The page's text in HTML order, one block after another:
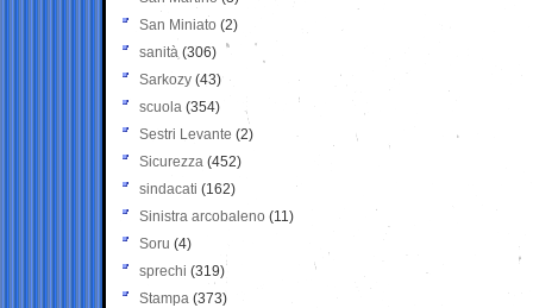
San Miniato (2)
sanità (306)
Sarkozy (43)
scuola (354)
Sestri Levante (2)
Sicurezza (452)
sindacati (162)
Sinistra arcobaleno (11)
Soru (4)
sprechi (319)
Stampa (373)